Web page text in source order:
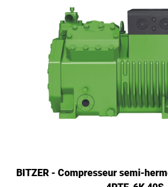
BITZER - Compresseur semi-